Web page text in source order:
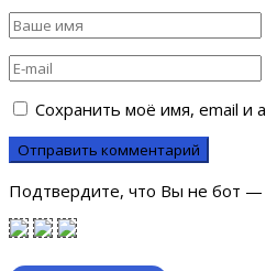
Сохранить моё имя, email и
Подтвердите, что Вы не бот —